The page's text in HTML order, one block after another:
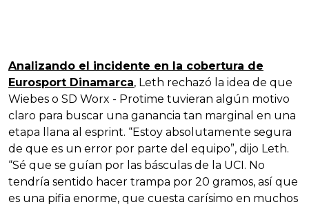
Analizando el incidente en la cobertura de
Eurosport Dinamarca, Leth rechazó la idea de que
Wiebes o SD Worx - Protime tuvieran algún motivo
claro para buscar una ganancia tan marginal en una
etapa llana al esprint. “Estoy absolutamente segura
de que es un error por parte del equipo”, dijo Leth.
“Sé que se guían por las básculas de la UCI. No
tendría sentido hacer trampa por 20 gramos, así que
es una pifia enorme, que cuesta carísimo en muchos